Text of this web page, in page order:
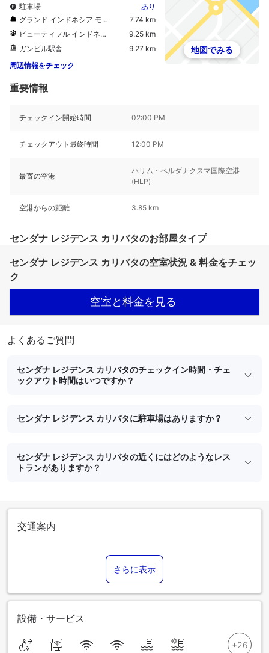
駐車場
あり
グランド インドネシア モール
7.74 km
ビューティフル インドネシア イン ミニチュアパーク
9.25 km
ガンビル駅舎
9.27 km
周辺情報をチェック
地図でみる
重要情報
チェックイン開始時間 02:00 PM
チェックアウト最終時間 12:00 PM
最寄の空港
ハリム・ペルダナクスマ国際空港
(HLP)
空港からの距離 3.85 km
センダナ レジデンス カリバタのお部屋タイプ
センダナ レジデンス カリバタの空室状況 & 料金をチェッ
ク
空室と料金を見る
よくあるご質問
センダナ レジデンス カリバタのチェックイン時間・チェ
ックアウト時間はいつですか？
センダナ レジデンス カリバタに駐車場はありますか？
センダナ レジデンス カリバタの近くにはどのようなレス
トランがありますか？
交通案内
さらに表示
設備・サービス